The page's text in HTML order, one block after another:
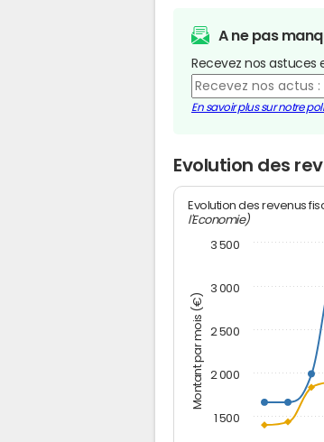
A ne pas
Recevez nos
En savoir plus sur notre
Evolution des
Montant par mois (€)
Evolution des revenus
l'Economie)
1 500
2 000
2 500
3 000
3 500